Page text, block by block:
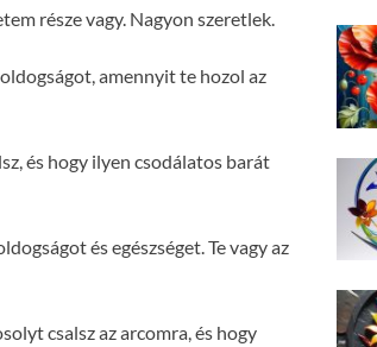
része vagy. Nagyon szeretlek.
amennyit te hozol az
és hogy ilyen csodálatos barát
és egészséget. Te vagy az
csalsz az arcomra, és hogy